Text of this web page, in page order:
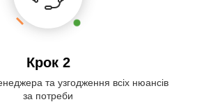
Крок 2
та узгодження всіх нюансів
за потреби